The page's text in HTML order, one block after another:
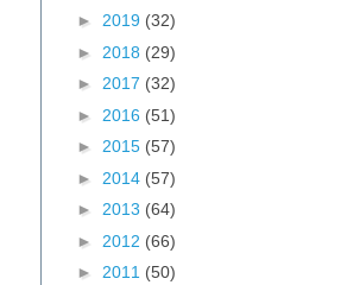
► 2019 (32)
► 2018 (29)
► 2017 (32)
► 2016 (51)
► 2015 (57)
► 2014 (57)
► 2013 (64)
► 2012 (66)
► 2011 (50)